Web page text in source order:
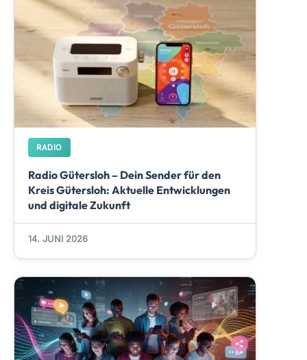
RADIO
Radio Gütersloh – Dein Sender für den
Kreis Gütersloh: Aktuelle Entwicklungen
und digitale Zukunft
14. JUNI 2026